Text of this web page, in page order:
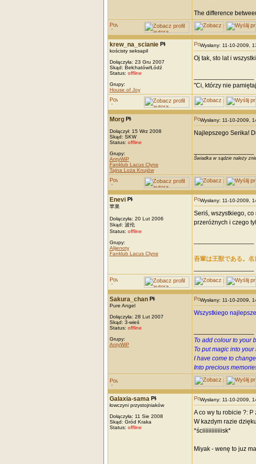
The difference
krew_na_scianie
kościsty seksapil
Dołączyła: 23 Gru 2007
Skąd: Bełchatów/Łódź
Status: offline
Grupy:
House of Joy
Wysłany: 11-10-2009,
Oj tak, sto lat i
"Ci, którzy nie
Morg
Dołączył: 15 Wrz 2008
Skąd: SKW
Status: offline
Grupy:
AntyWiP
Fanklub Lacus Clyne
Tajna Loża Knujów
Wysłany: 11-10-2009,
Najlepszego Serika!
Świadka w sądzie należy
Enevi
苹果
Dołączyła: 20 Lut 2006
Skąd: 波伦
Status: offline
Grupy:
Alijenoty
Fanklub Lacus Clyne
Wysłany: 11-10-2009,
Seriś, wszystkiego,
przeróżnych i czego
吾輩は王獣である。名
Sakura_chan
Pure Angel
Dołączyła: 28 Lut 2007
Skąd: 3-wieś
Status: offline
Grupy:
AntyWiP
Wysłany: 11-10-2009,
Wszystkiego
To add colour to your
To put magic into
I have come to
Into precious
Galaxia-sama
łowczyni przystojniaków
Dołączyła: 11 Sie 2008
Skąd: Gród Kraka
Status: offline
Wysłany: 11-10-2009,
A co wy tu robicie ?:
W kazdym razie
*ściiiiiiiiiiiiisk*
Miyak - wenę to juz